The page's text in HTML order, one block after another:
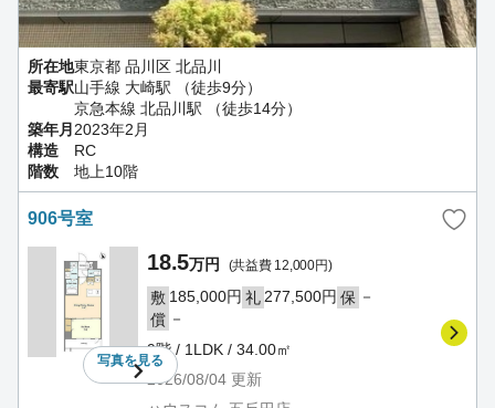
所在地東京都 品川区 北品川
最寄駅山手線 大崎駅 （徒歩9分）
京急本線 北品川駅 （徒歩14分）
築年月2023年2月
構造
RC
階数
地上10階
906号室
写真を見る
18.5万円 (共益費 12,000円)
敷 185,000円 礼 277,500円 保 －
償 －
9階 / 1LDK / 34.00㎡
2026/08/04 更新